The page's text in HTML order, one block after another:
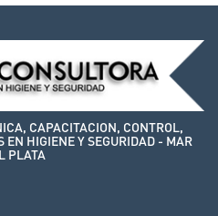
CAPACITACION, CONTROL,
EN HIGIENE Y SEGURIDAD - MAR
PLATA